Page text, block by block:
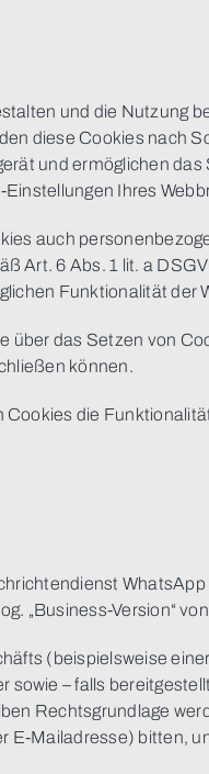
und die Nutzung
diese Cookies nach
und ermöglichen
Ihres
auch
Art. 6 Abs. 1 lit. a
Funktionalität
über das Setzen von
können.
die
„Business-Version“
(beispielsweise
– falls
Rechtsgrundlage
E-Mailadresse) bitten,